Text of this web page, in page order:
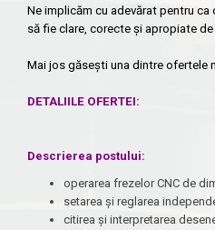
Ne implicăm cu adevărat pentru
să fie clare, corecte și apropiate
Mai jos găsești una dintre ofertele
DETALIILE OFERTEI:
Descrierea postului:
operarea frezelor CNC de
setarea și reglarea
citirea și interpretarea